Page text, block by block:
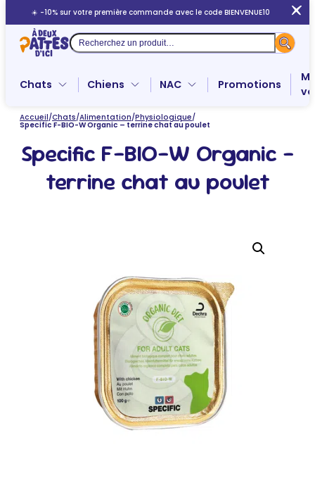
au
contenu
☀️ -10% sur votre première commande avec le code BIENVENUE10
Recherche
Chats Chiens NAC Promotions
Accueil/Chats/Alimentation/Physiologique/
Specific F-BIO-W Organic – terrine chat au poulet
Specific F-BIO-W Organic –
terrine chat au poulet